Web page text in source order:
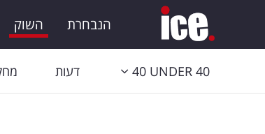
הנבחרת השוק
40 UNDER 40 דעות